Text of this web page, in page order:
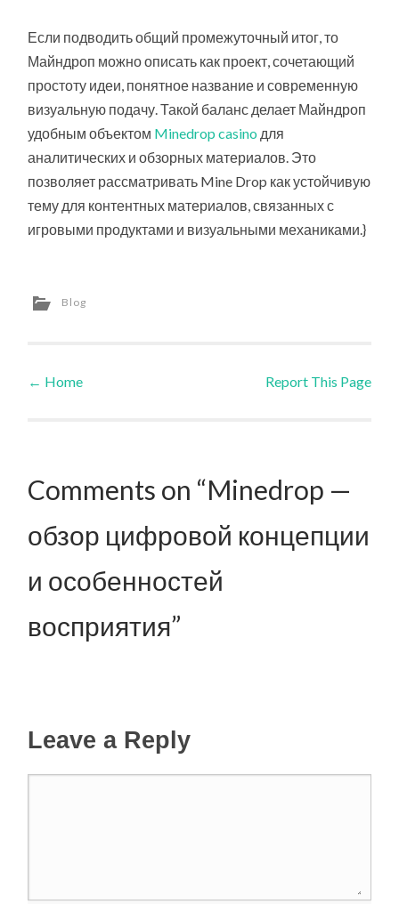
Если подводить общий промежуточный итог, то
Майндроп можно описать как проект, сочетающий
простоту идеи, понятное название и современную
визуальную подачу. Такой баланс делает Майндроп
удобным объектом Minedrop casino для
аналитических и обзорных материалов. Это
позволяет рассматривать Mine Drop как устойчивую
тему для контентных материалов, связанных с
игровыми продуктами и визуальными механиками.}
Blog
Post navigation
← Home Report This Page
Comments on “Minedrop —
обзор цифровой концепции
и особенностей
восприятия”
Leave a Reply